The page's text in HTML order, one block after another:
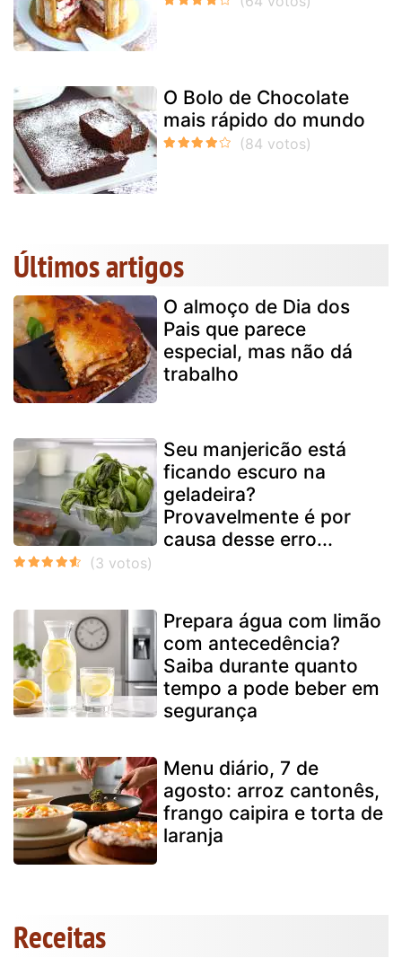
O Bolo de Chocolate
mais rápido do mundo
Últimos artigos
O almoço de Dia dos
Pais que parece
especial, mas não dá
trabalho
Seu manjericão está
ficando escuro na
geladeira?
Provavelmente é por
causa desse erro...
Prepara água com limão
com antecedência?
Saiba durante quanto
tempo a pode beber em
segurança
Menu diário, 7 de
agosto: arroz cantonês,
frango caipira e torta de
laranja
Receitas